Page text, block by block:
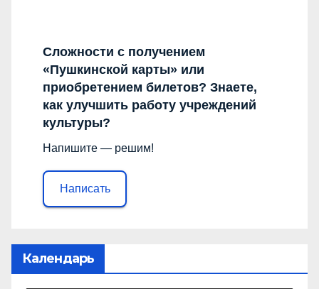
Сложности с получением
«Пушкинской карты» или
приобретением билетов? Знаете,
как улучшить работу учреждений
культуры?
Напишите — решим!
Написать
Календарь